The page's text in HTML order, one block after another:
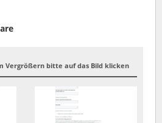
Vergrößern bitte auf das Bild klicken